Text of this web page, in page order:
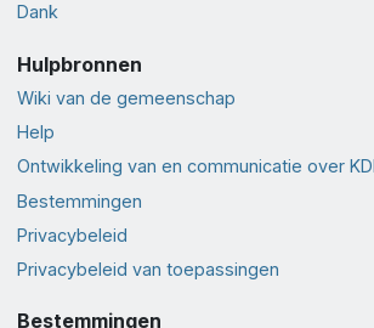
Dank
Hulpbronnen
Wiki van de gemeenschap
Help
Ontwikkeling van en communicatie over
Bestemmingen
Privacybeleid
Privacybeleid van toepassingen
Bestemmingen